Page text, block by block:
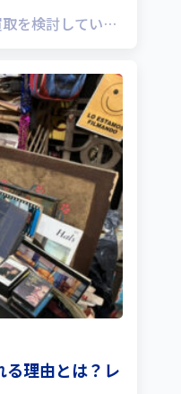
取を検討してい…
る理由とは？レ